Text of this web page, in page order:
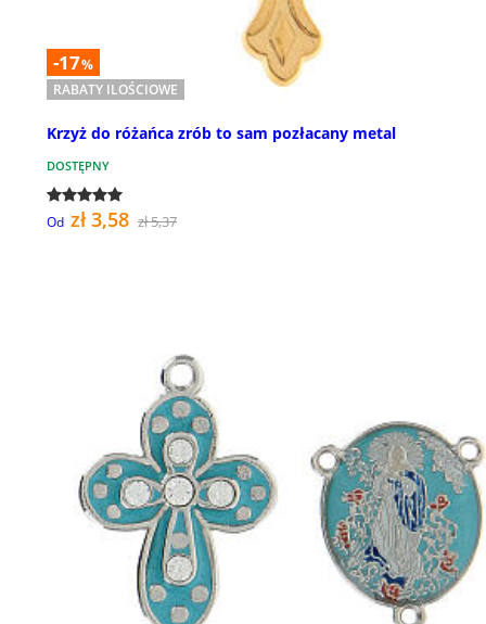
-17%
RABATY ILOŚCIOWE
Krzyż do różańca zrób to sam pozłacany metal
DOSTĘPNY
Od zł 3,58 zł 5,37